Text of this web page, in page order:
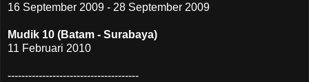
16 September 2009 - 28 September 2009
Mudik 10 (Batam - Surabaya)
11 Februari 2010
--------------------------------------